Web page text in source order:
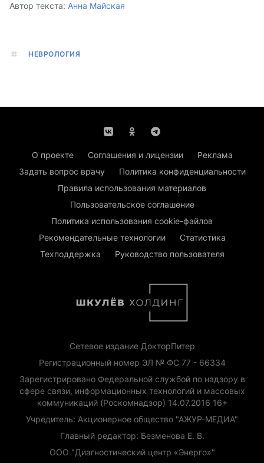
Автор текста: Анна Майская
НЕВРОЛОГИЯ
О проекте Соглашения и лицензии
Реклама
Задать вопрос врачу
Политика конфиденциальности
Правила использования материалов
Пользовательское соглашение
Политика использования cookie-файлов
Рекомендательные технологии
Статистика
Техподдержка
Руководство пользователя
Сетевое издание ДокторПитер
Регистрационный номер ЭЛ № ФС 77 - 66334
Зарегистрировано Федеральной службой по надзору в
сфере связи, информационных технологий и массовых
коммуникаций (Роскомнадзор) 14.07.2016 16+
Учредитель: Акционерное общество "АЖУР-МЕДИА"
Главный редактор: Безменова Е. В.
ООО "Диагностический центр «Энерго»"